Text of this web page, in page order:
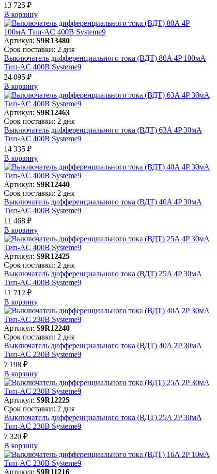
13 725 ₽
В корзинy
Артикул: S9R13480
Срок поставки: 2 дня
Выключатель дифференциального тока (ВДТ) 80A 4P 100мА
Тип-AC 400В Systeme9
24 095 ₽
В корзинy
Артикул: S9R12463
Срок поставки: 2 дня
Выключатель дифференциального тока (ВДТ) 63A 4P 30мА
Тип-AC 400В Systeme9
14 335 ₽
В корзинy
Артикул: S9R12440
Срок поставки: 2 дня
Выключатель дифференциального тока (ВДТ) 40A 4P 30мА
Тип-AC 400В Systeme9
11 468 ₽
В корзинy
Артикул: S9R12425
Срок поставки: 2 дня
Выключатель дифференциального тока (ВДТ) 25A 4P 30мА
Тип-AC 400В Systeme9
11 712 ₽
В корзинy
Артикул: S9R12240
Срок поставки: 2 дня
Выключатель дифференциального тока (ВДТ) 40A 2P 30мА
Тип-AC 230В Systeme9
7 198 ₽
В корзинy
Артикул: S9R12225
Срок поставки: 2 дня
Выключатель дифференциального тока (ВДТ) 25A 2P 30мА
Тип-AC 230В Systeme9
7 320 ₽
В корзинy
Артикул: S9R11216